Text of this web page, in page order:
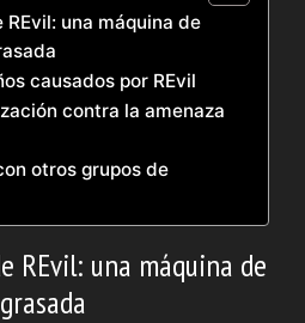
una máquina de
causados por REvil
contra la amenaza
otros grupos de
REvil: una máquina de